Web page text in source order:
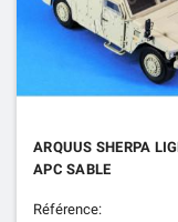
ARQUUS SHERPA
APC SABLE
Référence: